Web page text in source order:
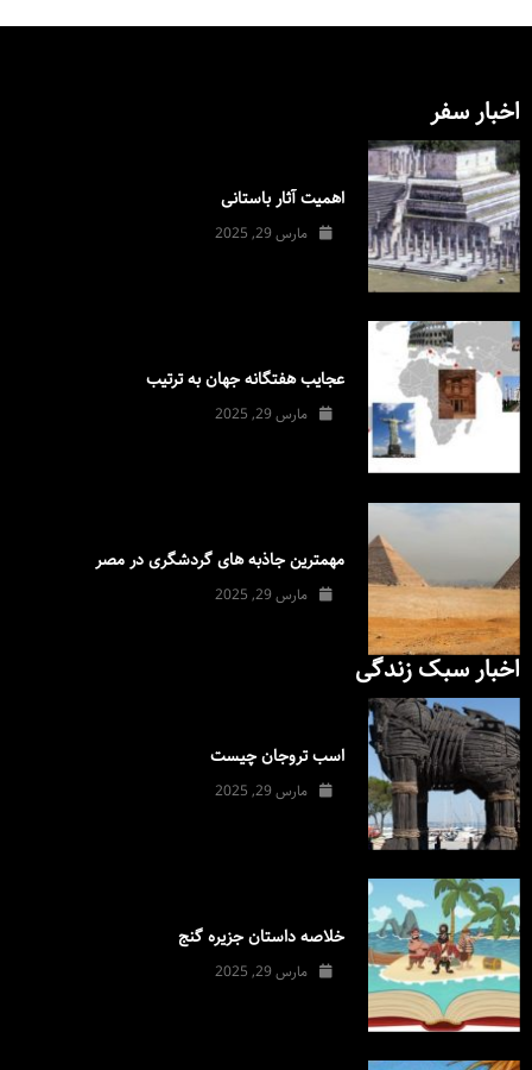
اخبار سفر
اهمیت آثار باستانی
مارس 29, 2025
عجایب هفتگانه جهان به ترتیب
مارس 29, 2025
مهمترین جاذبه های گردشگری در مصر
مارس 29, 2025
اخبار سبک زندگی
اسب تروجان چیست
مارس 29, 2025
خلاصه داستان جزیره گنج
مارس 29, 2025